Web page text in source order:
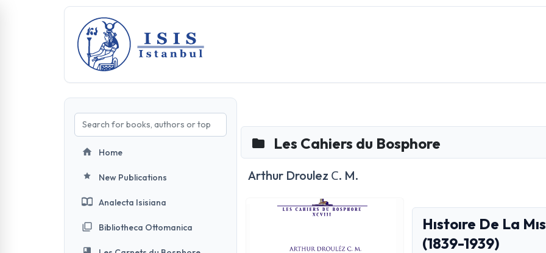
Home
New Publications
Analecta Isisiana
Bibliotheca Ottomanica
Les Cahiers du Bosphore
Arthur Droulez С. M.
Hıstoıre De La
(1839-1939)